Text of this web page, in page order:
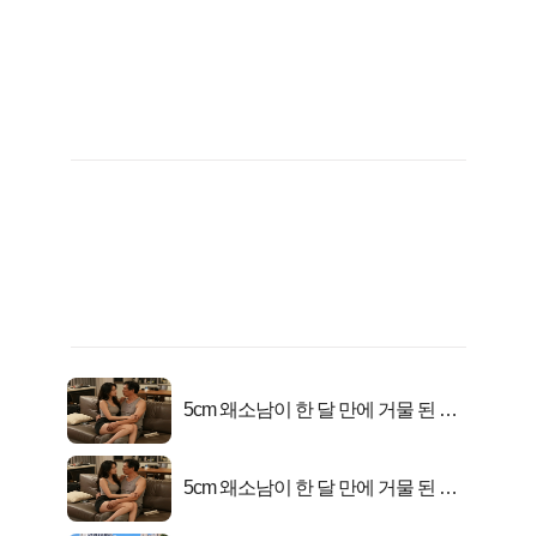
5cm 왜소남이 한 달 만에 거물 된 사
5cm 왜소남이 한 달 만에 거물 된 사